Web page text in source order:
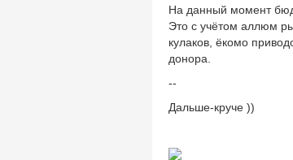
На данный момент
Это с учётом аллюм
кулаков, ёкомо
донора.
--
Дальше-круче ))